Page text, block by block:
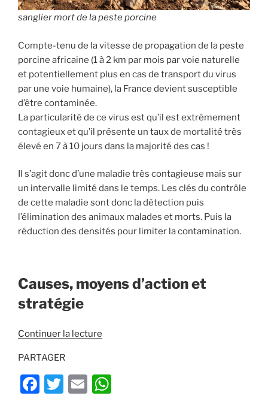
sanglier mort de la peste porcine
Compte-tenu de la vitesse de propagation de la peste
porcine africaine (1 à 2 km par mois par voie naturelle
et potentiellement plus en cas de transport du virus
par une voie humaine), la France devient susceptible
d’être contaminée.
La particularité de ce virus est qu’il est extrêmement
contagieux et qu’il présente un taux de mortalité très
élevé en 7 à 10 jours dans la majorité des cas !
Il s’agit donc d’une maladie très contagieuse mais sur
un intervalle limité dans le temps. Les clés du contrôle
de cette maladie sont donc la détection puis
l’élimination des animaux malades et morts. Puis la
réduction des densités pour limiter la contamination.
Causes, moyens d’action et
stratégie
Continuer la lecture
porcine
africaine
PARTAGER
F
T
E